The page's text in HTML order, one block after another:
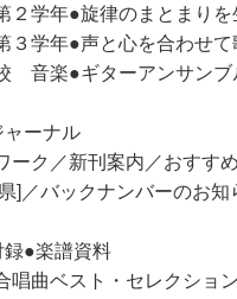
２学年●旋律のまとまり
３学年●声と心を合わせ
音楽●ギターアンサン
ャーナル
ーク／新刊案内／おす
]／バックナンバーのお知
録●楽譜資料
唱曲ベスト・セレクショ